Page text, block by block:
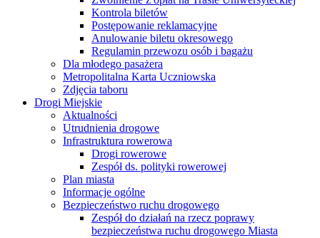
Kontrola biletów
Postępowanie reklamacyjne
Anulowanie biletu okresowego
Regulamin przewozu osób i bagażu
Dla młodego pasażera
Metropolitalna Karta Uczniowska
Zdjęcia taboru
Drogi Miejskie
Aktualności
Utrudnienia drogowe
Infrastruktura rowerowa
Drogi rowerowe
Zespół ds. polityki rowerowej
Plan miasta
Informacje ogólne
Bezpieczeństwo ruchu drogowego
Zespół do działań na rzecz poprawy
bezpieczeństwa ruchu drogowego Miasta